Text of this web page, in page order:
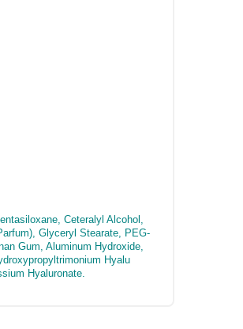
Ceteralyl Alcohol,
Glyceryl Stearate, PEG-
Gum, Aluminum Hydroxide,
Hyalu
Hyaluronate.